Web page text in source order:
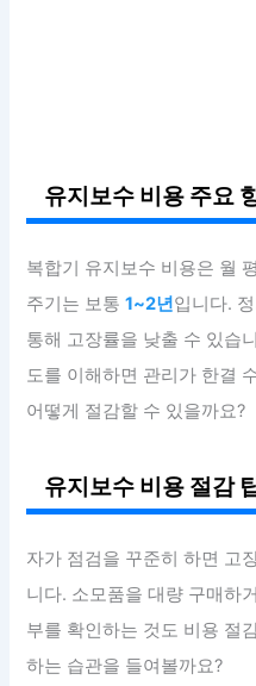
유지보수 비용 주요
복합기 유지보수 비용은 월
주기는 보통1~2년입니다.
통해 고장률을 낮출 수 있습
도를 이해하면 관리가 한결
어떻게 절감할 수 있을까요?
유지보수 비용 절감
자가 점검을 꾸준히 하면 고
니다. 소모품을 대량 구매하
부를 확인하는 것도 비용 절
하는 습관을 들여볼까요?